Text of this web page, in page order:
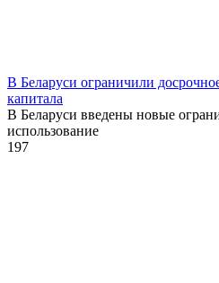
В Беларуси ограничили
капитала
В Беларуси введены новые
использование
197